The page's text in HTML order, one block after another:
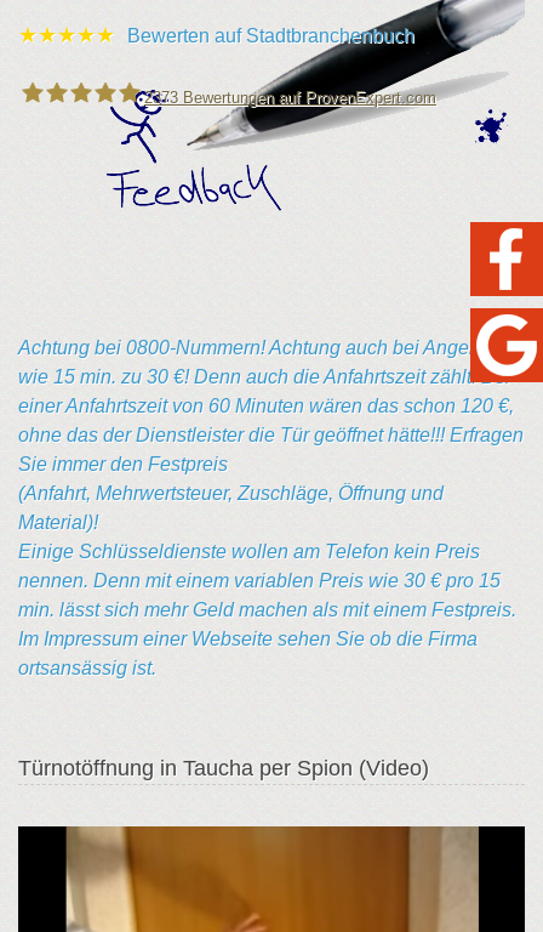
★★★★★ Bewerten auf Stadtbranchenbuch
Leipziger Schlüsseldienst
2373 Bewertungen auf ProvenExpert.com
Achtung bei 0800-Nummern! Achtung auch bei Angeboten
wie 15 min. zu 30 €! Denn auch die Anfahrtszeit zählt! Bei
einer Anfahrtszeit von 60 Minuten wären das schon 120 €,
ohne das der Dienstleister die Tür geöffnet hätte!!! Erfragen
Sie immer den Festpreis
(Anfahrt, Mehrwertsteuer, Zuschläge, Öffnung und
Material)!
Einige Schlüsseldienste wollen am Telefon kein Preis
nennen. Denn mit einem variablen Preis wie 30 € pro 15
min. lässt sich mehr Geld machen als mit einem Festpreis.
Im Impressum einer Webseite sehen Sie ob die Firma
ortsansässig ist.
Türnotöffnung in Taucha per Spion (Video)